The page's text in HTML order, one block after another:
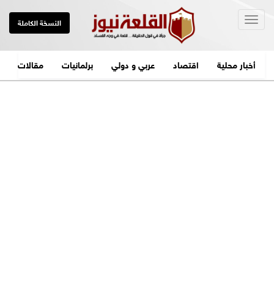
النسخة الكاملة
أخبار محلية اقتصاد عربي و دولي برلمانيات مقالات